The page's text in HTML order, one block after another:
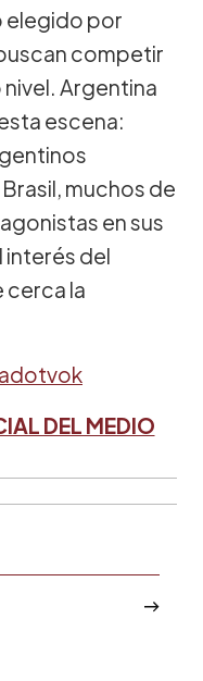
elegido por
competir
Argentina
escena:
muchos de
en sus
interés del
cerca la
DEL MEDIO